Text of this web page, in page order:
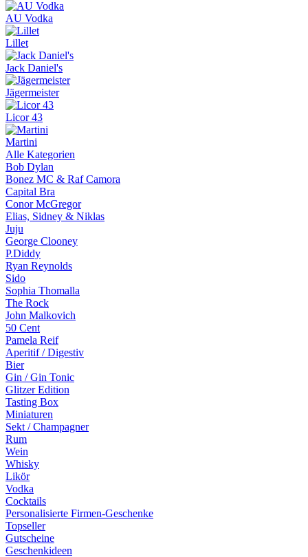
AU Vodka
Lillet
Jack Daniel's
Jägermeister
Licor 43
Martini
Alle Kategorien
Bob Dylan
Bonez MC & Raf Camora
Capital Bra
Conor McGregor
Elias, Sidney & Niklas
Juju
George Clooney
P.Diddy
Ryan Reynolds
Sido
Sophia Thomalla
The Rock
John Malkovich
50 Cent
Pamela Reif
Aperitif / Digestiv
Bier
Gin / Gin Tonic
Glitzer Edition
Tasting Box
Miniaturen
Sekt / Champagner
Rum
Wein
Whisky
Likör
Vodka
Cocktails
Personalisierte Firmen-Geschenke
Topseller
Gutscheine
Geschenkideen